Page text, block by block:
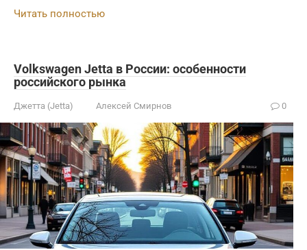
Читать полностью
Volkswagen Jetta в России: особенности
российского рынка
Джетта (Jetta) Алексей Смирнов 0